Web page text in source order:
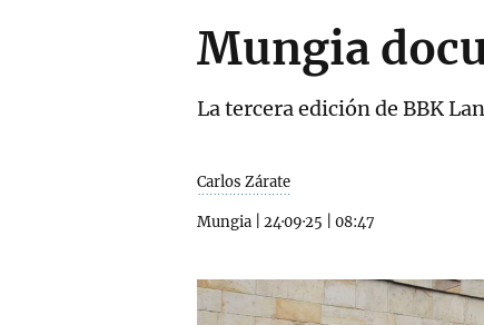
Mungia
La tercera edición de BBK
Carlos Zárate
Mungia 24·09·25 08:47